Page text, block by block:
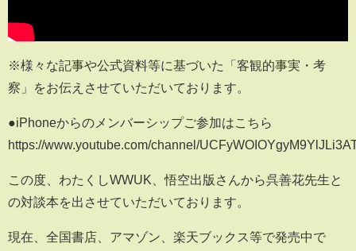
※様々な記事や公式資料等に基づいた「客観的事実・考
察」をお伝えさせていただいております。
●iPhoneからのメンバーシップご参加はこちら
https://www.youtube.com/channel/
この度、わたくしWWUK、悟空出版さんから呉善花先生と
の対談本を出させていただいております。
現在、全国書店、アマゾン、楽天ブックス等で発売中で